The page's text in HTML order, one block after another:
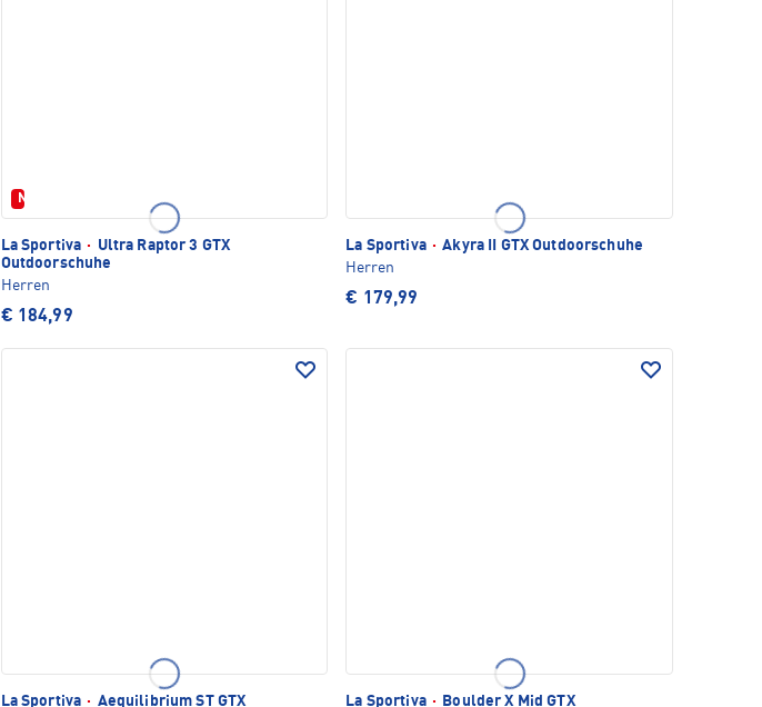
Neu
La Sportiva · Ultra Raptor 3 GTX
Outdoorschuhe
Herren
€ 184,99
La Sportiva · Akyra II GTX Outdoorschuhe
Herren
€ 179,99
La Sportiva · Aequilibrium ST GTX La Sportiva · Boulder X Mid GTX